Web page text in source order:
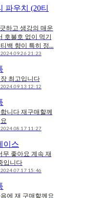
파우치 (20티
하고 생강의 매운
호불호 없이 먹기
백 향이 특히 정...
21:23
최고입니다
12:12
니다 재구매할께
요
2024.08.17 11:27
이스
무 좋아요 계속 재
입니다
15:46
에 재 구매할께요